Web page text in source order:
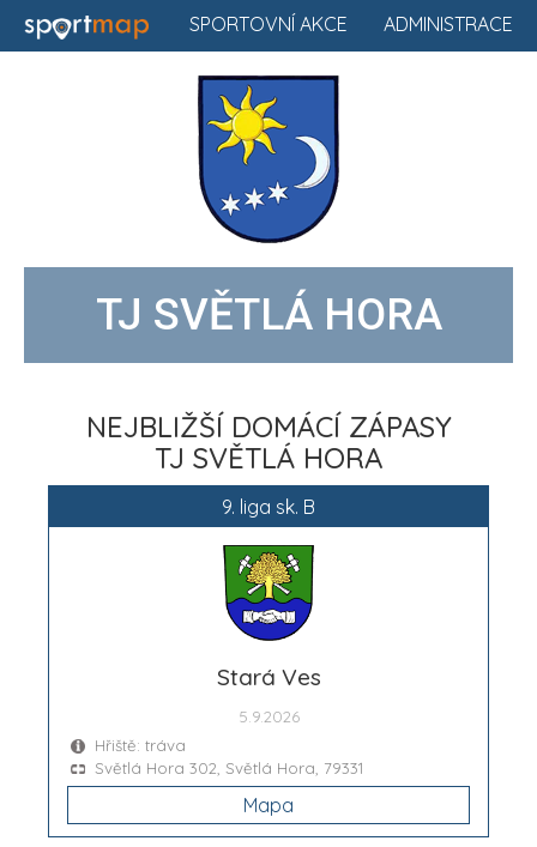
ADMINISTRACE
SPORTOVNÍ AKCE
TJ SVĚTLÁ HORA
NEJBLIŽŠÍ DOMÁCÍ ZÁPASY
TJ SVĚTLÁ HORA
9. liga sk. B
Stará Ves
5.9.2026
Hřiště: tráva
Světlá Hora 302, Světlá Hora, 79331
Mapa